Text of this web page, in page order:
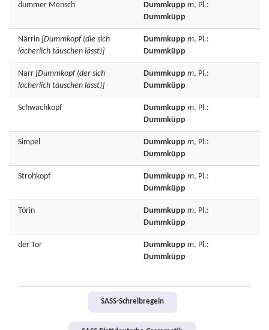
dummer Mensch Dummkupp m, Pl.:
Dummküpp
Närrin [Dummkopf (die sich
lächerlich täuschen lässt)]
Dummkupp m, Pl.:
Dummküpp
Narr [Dummkopf (der sich
lächerlich täuschen lässt)]
Dummkupp m, Pl.:
Dummküpp
Schwachkopf Dummkupp m, Pl.:
Dummküpp
Simpel Dummkupp m, Pl.:
Dummküpp
Strohkopf Dummkupp m, Pl.:
Dummküpp
Törin Dummkupp m, Pl.:
Dummküpp
der Tor Dummkupp m, Pl.:
Dummküpp
SASS-Schreibregeln